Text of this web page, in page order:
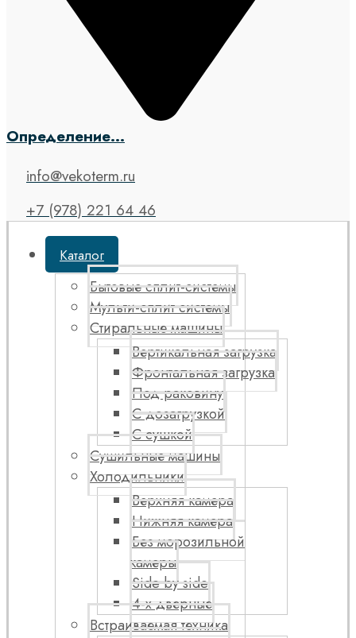
Определение...
info@vekoterm.ru
+7 (978) 221 64 46
Каталог
Бытовые сплит-системы
Мульти-сплит системы
Стиральные машины
Вертикальная загрузка
Фронтальная загрузка
Под раковину
С дозагрузкой
С сушкой
Сушильные машины
Холодильники
Верхняя камера
Нижняя камера
Без морозильной
камеры
Side by side
4-х дверные
Встраиваемая техника